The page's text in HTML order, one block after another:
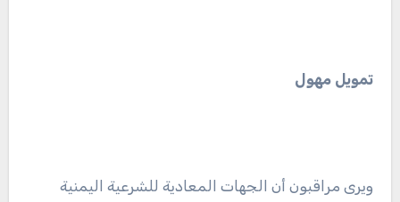
تمويل مهول
ويرى مراقبون أن الجهات المعادية للشرعية اليمنية